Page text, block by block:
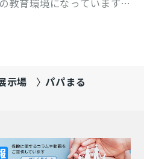
示場
パパまる